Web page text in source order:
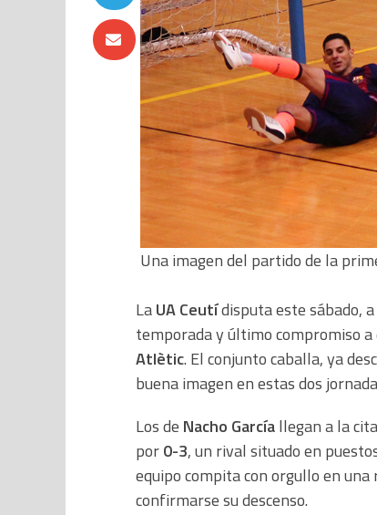
Una imagen del partido de la
LaUA Ceutídisputa este sábado,
temporada y último compromiso
Atlètic. El conjunto caballa, ya
buena imagen en estas dos
Los de Nacho Garcíallegan a la
por0-3, un rival situado en
equipo compita con orgullo en
confirmarse su descenso.